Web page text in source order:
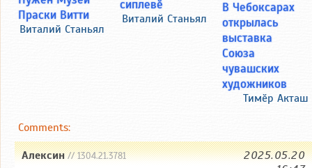
Праски Витти
Виталий Станьял
сиплевӗ
Виталий Станьял
В Чебоксарах
открылась
выставка
Союза
чувашских
художников
Тимӗр Акташ
Comments:
Алексин// 1304.21.3781
2025.05.20